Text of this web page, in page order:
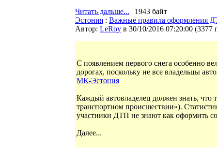
Читать дальше... | 1943 байт
Эстония : Важные правила оформления
Автор: LeRoy в 30/10/2016 07:20:00 (3377
C появлением первого снега особенно
дорогах, поскольку не все владельцы
МК-Эстония
Каждый автовладелец должен знать, что
транспортном происшествии»).
участники ДТП не знают как оформить
Далее...